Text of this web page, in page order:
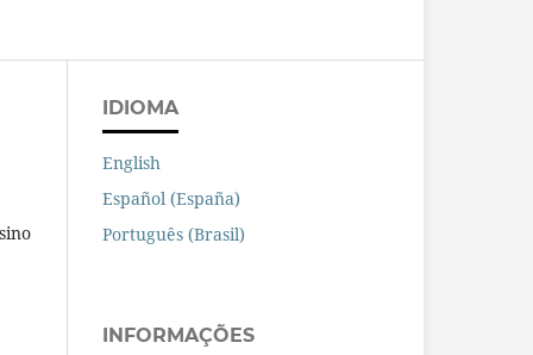
IDIOMA
English
Español (España)
Português (Brasil)
INFORMAÇÕES